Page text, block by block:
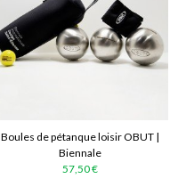
Boules de pétanque loisir OBUT |
Biennale
57,50 €